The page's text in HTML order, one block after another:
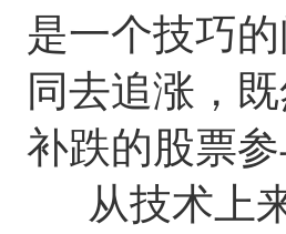
是一个技巧
同去追涨，
补跌的股票
从技术上来